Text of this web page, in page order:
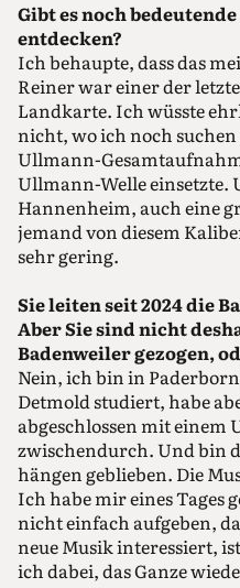
Gibt es noch
entdecken?
Ich behaupte, dass das
Reiner war einer der
Landkarte. Ich wüsste
nicht, wo ich noch suchen
Ullmann-
Ullmann-Welle einsetzte.
Hannenheim, auch eine
jemand von diesem
sehr gering.
Sie leiten seit 2024 die
Aber Sie sind nicht
Badenweiler gezogen,
Nein, ich bin in
Detmold studiert, habe
abgeschlossen mit einem
zwischendurch. Und bin
hängen geblieben. Die
Ich habe mir eines Tages
nicht einfach aufgeben,
neue Musik interessiert,
ich dabei, das Ganze